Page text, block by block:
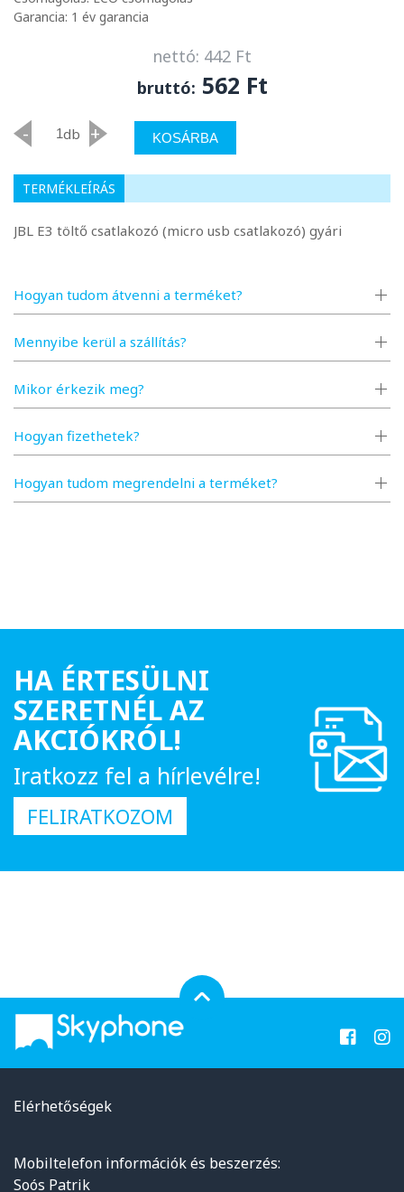
Garancia: 1 év garancia
nettó: 442 Ft
bruttó: 562 Ft
- db + KOSÁRBA
Hogyan tudom átvenni a terméket?
Mennyibe kerül a szállítás?
Mikor érkezik meg?
Hogyan fizethetek?
Hogyan tudom megrendelni a terméket?
TERMÉKLEÍRÁS
JBL E3 töltő csatlakozó (micro usb csatlakozó) gyári
HA ÉRTESÜLNI
SZERETNÉL AZ
AKCIÓKRÓL!
Iratkozz fel a hírlevélre!
FELIRATKOZOM
Elérhetőségek
Mobiltelefon információk és beszerzés:
Soós Patrik